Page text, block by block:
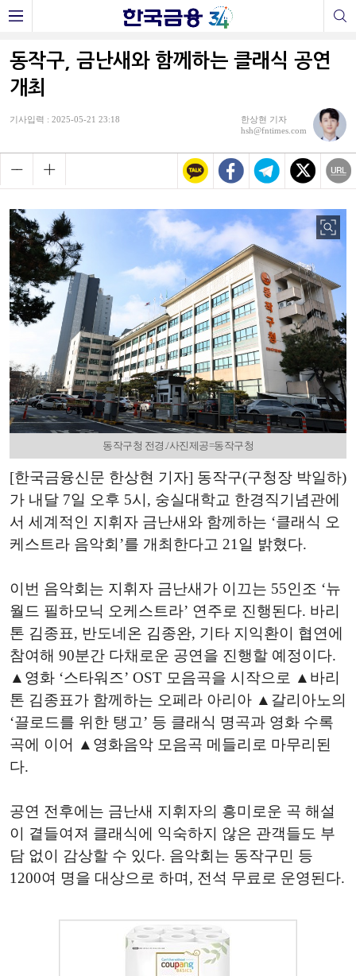
동작구, 금난새와 함께하는 클래식 공연
개최
기사입력 : 2025-05-21 23:18
한상현 기자
hsh@fntimes.com
동작구청 전경./사진제공=동작구청
[한국금융신문 한상현 기자] 동작구(구청장 박일하)
가 내달 7일 오후 5시, 숭실대학교 한경직기념관에
서 세계적인 지휘자 금난새와 함께하는 ‘클래식 오
케스트라 음악회’를 개최한다고 21일 밝혔다.
이번 음악회는 지휘자 금난새가 이끄는 55인조 ‘뉴
월드 필하모닉 오케스트라’ 연주로 진행된다. 바리
톤 김종표, 반도네온 김종완, 기타 지익환이 협연에
참여해 90분간 다채로운 공연을 진행할 예정이다.
▲영화 ‘스타워즈’ OST 모음곡을 시작으로 ▲바리
톤 김종표가 함께하는 오페라 아리아 ▲갈리아노의
‘끌로드를 위한 탱고’ 등 클래식 명곡과 영화 수록
곡에 이어 ▲영화음악 모음곡 메들리로 마무리된
다.
공연 전후에는 금난새 지휘자의 흥미로운 곡 해설
이 곁들여져 클래식에 익숙하지 않은 관객들도 부
담 없이 감상할 수 있다. 음악회는 동작구민 등
1200여 명을 대상으로 하며, 전석 무료로 운영된다.